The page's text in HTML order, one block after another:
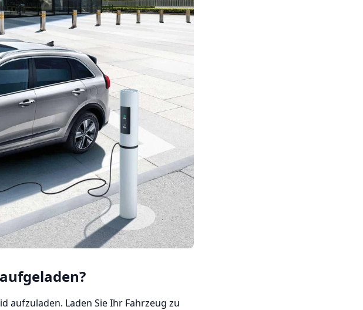
aufzuladen. Laden Sie Ihr Fahrzeug zu